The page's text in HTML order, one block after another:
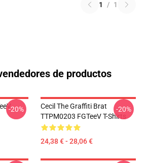
1 / 1
de productos
-20%
Cecil The Graffiti Brat
TTPM0203 FGTeeV T-Shirts
24,38 € - 28,06 €
-20%